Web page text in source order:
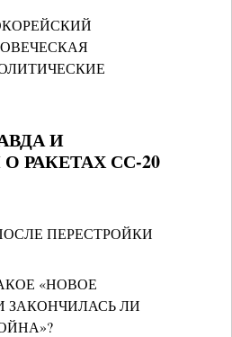
И
РАКЕТАХ СС-20
ПЕРЕСТРОЙКИ
«НОВОЕ
ЛИ